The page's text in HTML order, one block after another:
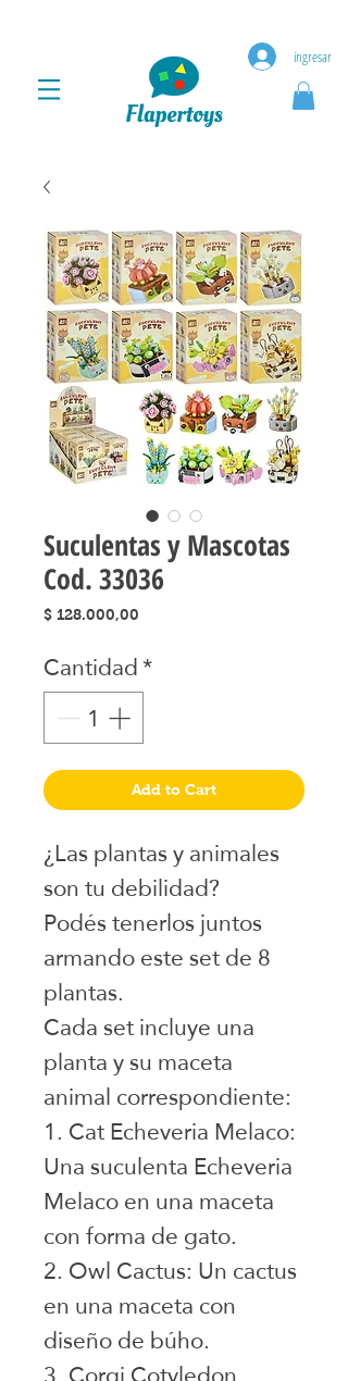
ingresar
Suculentas y Mascotas
Cod. 33036
$ 128.000,00
Cantidad*
Add to Cart
¿Las plantas y animales
son tu debilidad?
Podés tenerlos juntos
armando este set de 8
plantas.
Cada set incluye una
planta y su maceta
animal correspondiente:
1. Cat Echeveria Melaco:
Una suculenta Echeveria
Melaco en una maceta
con forma de gato.
2. Owl Cactus: Un cactus
en una maceta con
diseño de búho.